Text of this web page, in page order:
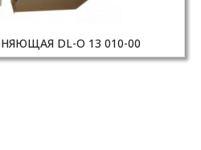
DL-O 13 010-00